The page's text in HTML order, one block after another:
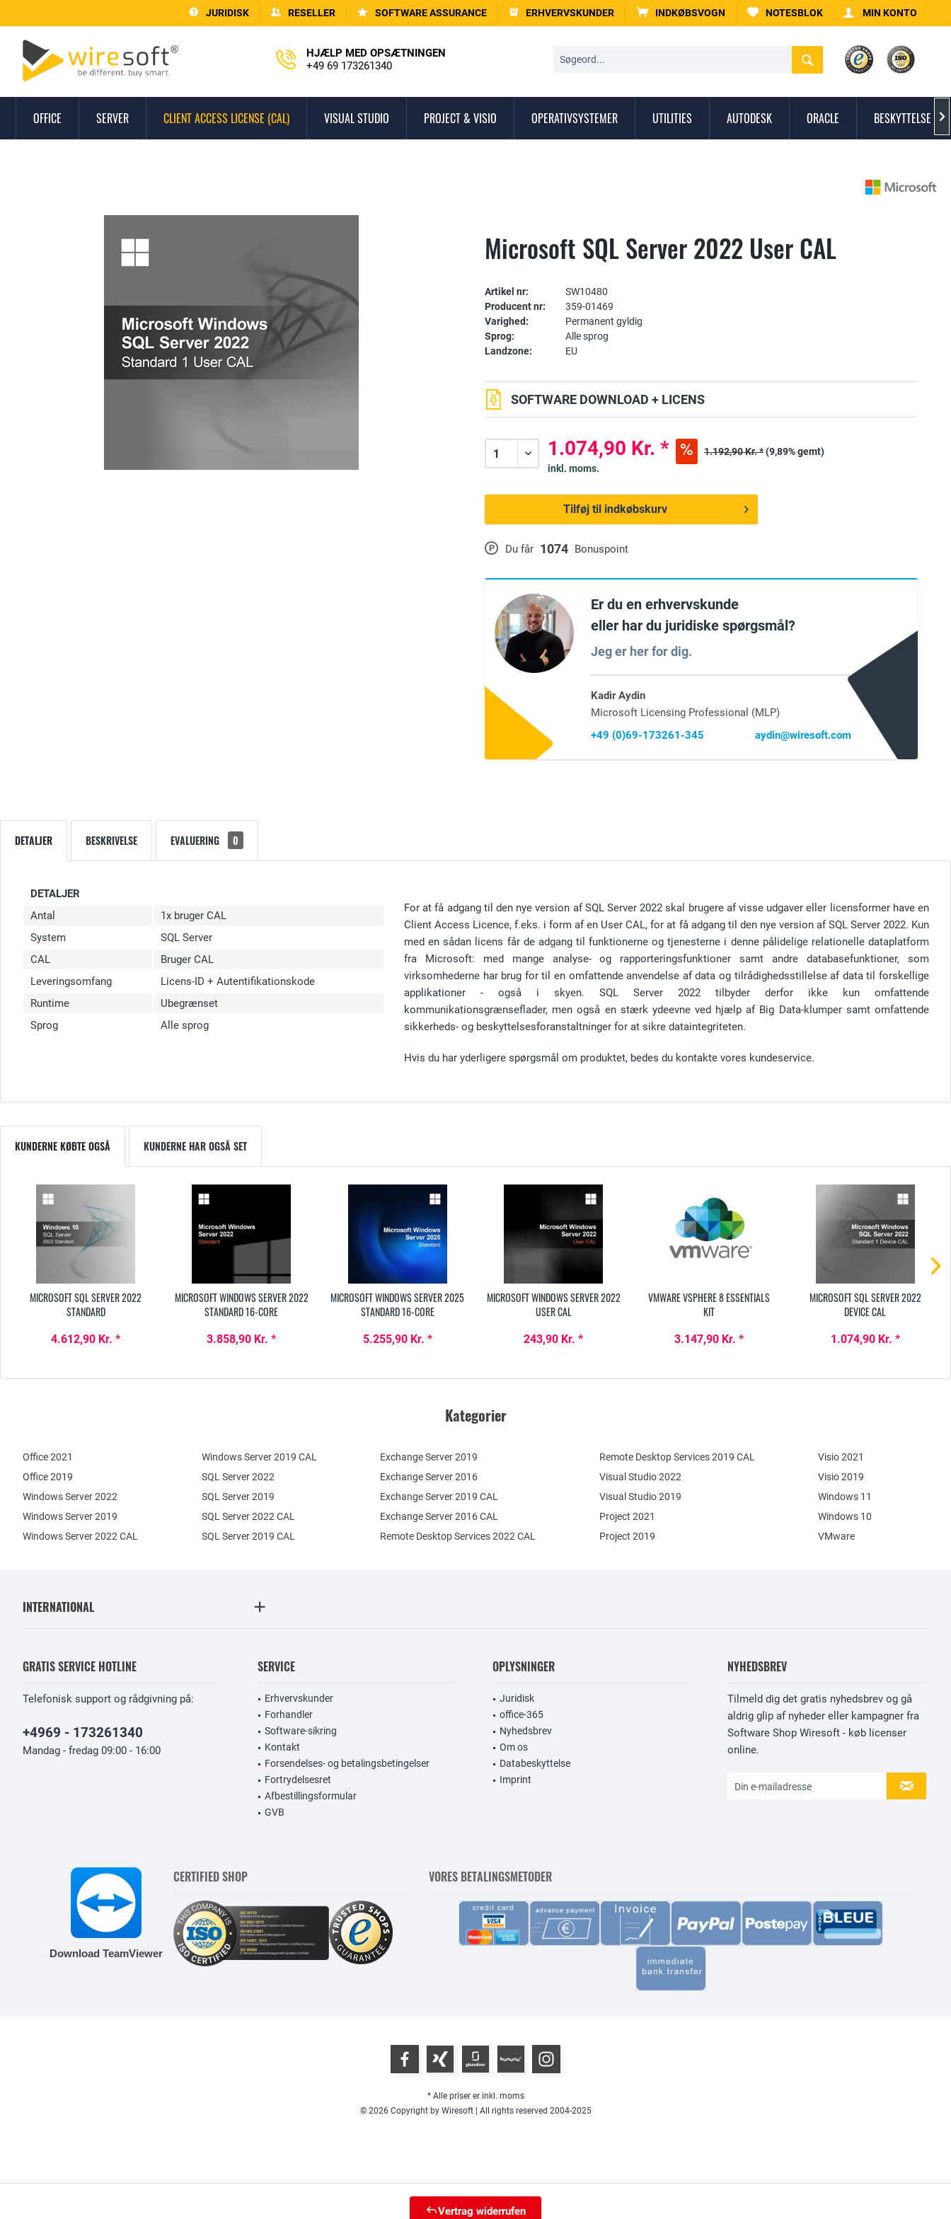
JURIDISK RESELLER SOFTWARE ASSURANCE ERHVERVSKUNDER INDKØBSVOGN NOTESBLOK MIN KONTO
HJÆLP MED OPSÆTNINGEN
+49 69 173261340
OFFICE SERVER CLIENT ACCESS LICENSE (CAL) VISUAL STUDIO PROJECT & VISIO OPERATIVSYSTEMER UTILITIES AUTODESK ORACLE BESKYTTELSE 
Microsoft SQL Server 2022 User CAL
Artikel nr:
SW10480
Producent nr:
359-01469
Varighed:
Permanent gyldig
Sprog:
Alle sprog
Landzone:
EU
P Du får 1074 Bonuspoint
SOFTWARE DOWNLOAD + LICENS
1.074,90 Kr. * 1.192,90 Kr. *(9,89% gemt)
inkl. moms.
Tilføj til indkøbskurv
Er du en erhvervskunde
eller har du juridiske spørgsmål?
Jeg er her for dig.
Kadir Aydin
Microsoft Licensing Professional (MLP)
+49 (0)69-173261-345
aydin@wiresoft.com
DETALJER BESKRIVELSE EVALUERING 0
DETALJER
Antal
1x bruger CAL
System
SQL Server
CAL
Bruger CAL
Leveringsomfang
Licens-ID + Autentifikationskode
Runtime
Ubegrænset
Sprog
Alle sprog
For at få adgang til den nye version af SQL Server 2022 skal brugere af visse udgaver eller licensformer have en
Client Access Licence, f.eks. i form af en User CAL, for at få adgang til den nye version af SQL Server 2022. Kun
med en sådan licens får de adgang til funktionerne og tjenesterne i denne pålidelige relationelle dataplatform
fra Microsoft: med mange analyse- og rapporteringsfunktioner samt andre databasefunktioner, som
virksomhederne har brug for til en omfattende anvendelse af data og tilrådighedsstillelse af data til forskellige
applikationer - også i skyen. SQL Server 2022 tilbyder derfor ikke kun omfattende
kommunikationsgrænseflader, men også en stærk ydeevne ved hjælp af Big Data-klumper samt omfattende
sikkerheds- og beskyttelsesforanstaltninger for at sikre dataintegriteten.
Hvis du har yderligere spørgsmål om produktet, bedes du kontakte vores kundeservice.
KUNDERNE KØBTE OGSÅ KUNDERNE HAR OGSÅ SET
MICROSOFT SQL SERVER 2022
STANDARD
4.612,90 Kr. *
MICROSOFT WINDOWS SERVER 2022
STANDARD 16-CORE
3.858,90 Kr. *
MICROSOFT WINDOWS SERVER 2025
STANDARD 16-CORE
5.255,90 Kr. *
MICROSOFT WINDOWS SERVER 2022
USER CAL
243,90 Kr. *
VMWARE VSPHERE 8 ESSENTIALS
KIT
3.147,90 Kr. *
MICROSOFT SQL SERVER 2022
DEVICE CAL
1.074,90 Kr. *
Kategorier
Office 2021
Office 2019
Windows Server 2022
Windows Server 2019
Exchange Server 2019
Exchange Server 2016
SQL Server 2022
SQL Server 2019
Windows Server 2022 CAL
Windows Server 2019 CAL
SQL Server 2022 CAL
SQL Server 2019 CAL
Remote Desktop Services 2022 CAL
Remote Desktop Services 2019 CAL
Exchange Server 2019 CAL
Exchange Server 2016 CAL
Visual Studio 2022
Visual Studio 2019
Project 2021
Project 2019
Visio 2021
Visio 2019
Windows 11
Windows 10
VMware
INTERNATIONAL
GRATIS SERVICE HOTLINE
Telefonisk support og rådgivning på:
+4969 - 173261340
Mandag - fredag 09:00 - 16:00
SERVICE
Erhvervskunder
Forhandler
Software-sikring
Kontakt
Forsendelses- og betalingsbetingelser
Fortrydelsesret
Afbestillingsformular
GVB
OPLYSNINGER
Juridisk
office-365
Nyhedsbrev
Om os
Databeskyttelse
Imprint
NYHEDSBREV
Tilmeld dig det gratis nyhedsbrev og gå
aldrig glip af nyheder eller kampagner fra
Software Shop Wiresoft - køb licenser
online.
Download TeamViewer
CERTIFIED SHOP VORES BETALINGSMETODER
* Alle priser er inkl. moms
© 2026 Copyright by Wiresoft | All rights reserved 2004-2025
Vertrag widerrufen